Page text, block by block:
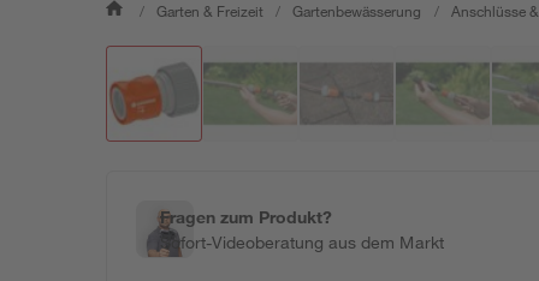
/ Garten & Freizeit / Gartenbewässerung / Anschlüsse
Fragen zum Produkt?
Sofort-Videoberatung aus dem Markt